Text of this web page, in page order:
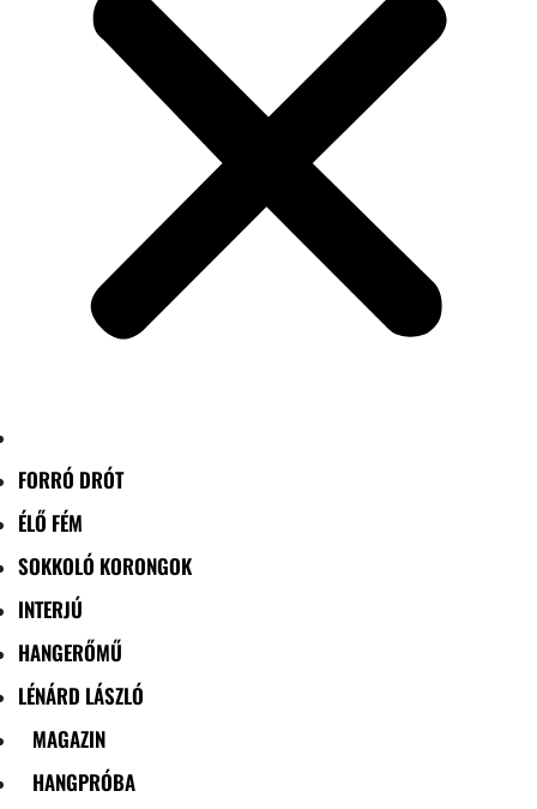
FORRÓ DRÓT
ÉLŐ FÉM
SOKKOLÓ KORONGOK
INTERJÚ
HANGERŐMŰ
LÉNÁRD LÁSZLÓ
MAGAZIN
HANGPRÓBA